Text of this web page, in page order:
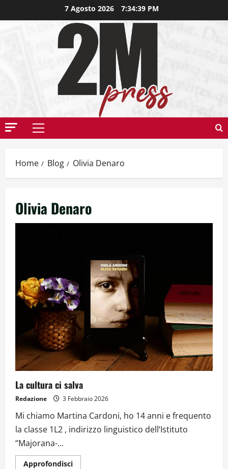
7 Agosto 2026 7:34:40 PM
Home Blog Olivia Denaro
Olivia Denaro
La cultura ci salva
Redazione 3 Febbraio 2026
Mi chiamo Martina Cardoni, ho 14 anni e frequento
la classe 1L2 , indirizzo linguistico dell’Istituto
“Majorana-...
Approfondisci